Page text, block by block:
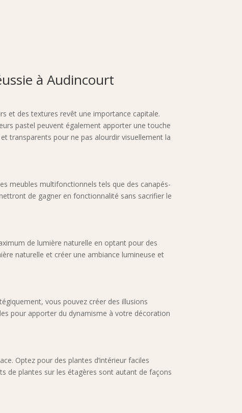
à Audincourt
et des textures revêt une importance capitale.
pastel peuvent également apporter une touche
transparents pour ne pas alourdir visuellement la
meubles multifonctionnels tels que des canapés-
de gagner en fonctionnalité sans sacrifier le
de lumière naturelle en optant pour des
naturelle et créer une ambiance lumineuse et
vous pouvez créer des illusions
pour apporter du dynamisme à votre décoration
Optez pour des plantes d’intérieur faciles
de plantes sur les étagères sont autant de façons